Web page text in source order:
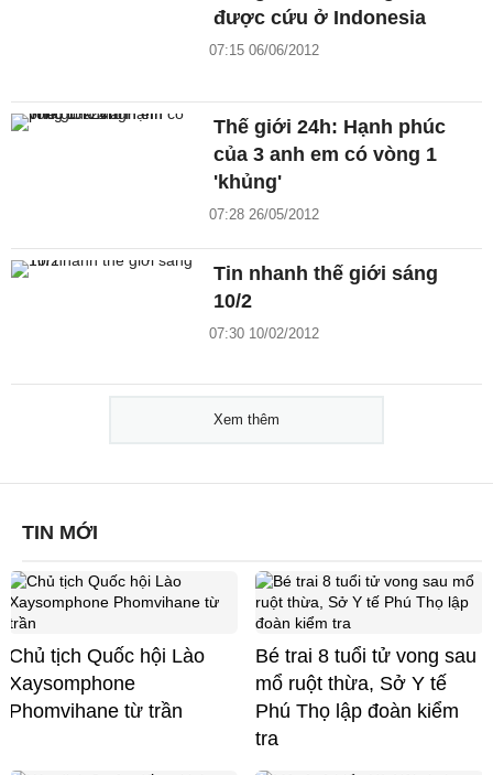
được cứu ở Indonesia
07:15 06/06/2012
Thế giới 24h: Hạnh phúc
của 3 anh em có vòng 1
'khủng'
07:28 26/05/2012
Tin nhanh thế giới sáng
10/2
07:30 10/02/2012
Xem thêm
TIN MỚI
Chủ tịch Quốc hội Lào
Xaysomphone
Phomvihane từ trần
Bé trai 8 tuổi tử vong sau
mổ ruột thừa, Sở Y tế
Phú Thọ lập đoàn kiểm
tra